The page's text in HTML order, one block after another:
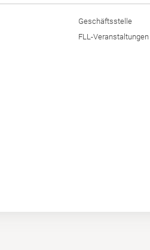
Geschäftsstelle
FLL-Veranstaltungen